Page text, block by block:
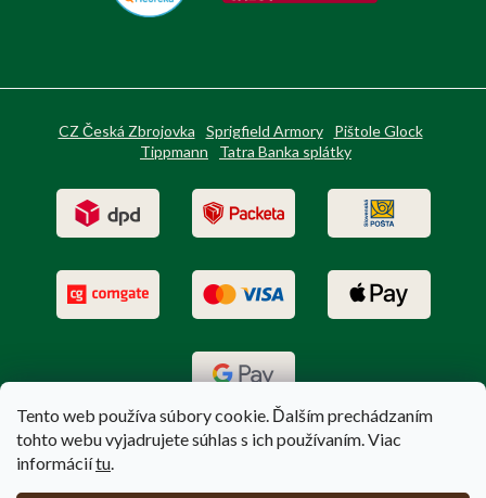
Tento web používa súbory cookie. Ďalším prechádzaním
tohto webu vyjadrujete súhlas s ich používaním. Viac
informáciítu.
CZ Česká Zbrojovka Sprigfield Armory
Pištole Glock
Tippmann
Tatra Banka splátky